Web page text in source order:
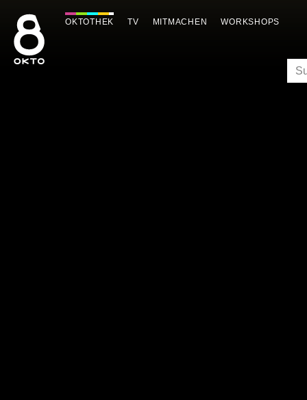
Inhalt
springen
OKTOTHEK TV MITMACHEN WORKSHOPS